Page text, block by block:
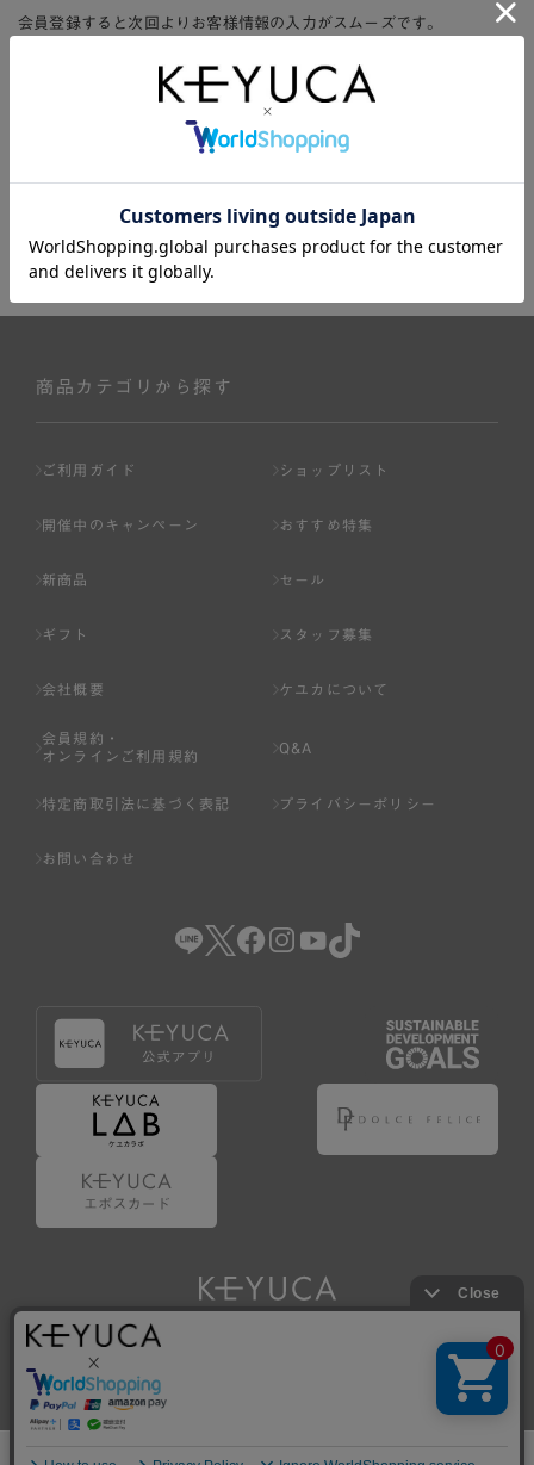
会員登録すると次回よりお客様情報の入力がスムーズです。
ージ、購入履歴をご利用いただけます。
商品カテゴリから探す
ご利用ガイド ショップリスト
開催中のキャンペーン おすすめ特集
新商品 セール
ギフト スタッフ募集
会社概要 ケユカについて
会員規約・
オンラインご利用規約
Q&A
特定商取引法に基づく表記 プライバシーポリシー
お問い合わせ
Copyright © KAWAJUN Co., Ltd. All Rights Reserved.